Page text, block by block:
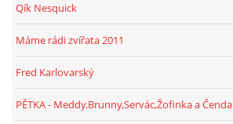
Qík Nesquick
Máme rádi zvířata 2011
Fred Karlovarský
PĚTKA - Meddy,Brunny,Servác,Žofinka a Čenda